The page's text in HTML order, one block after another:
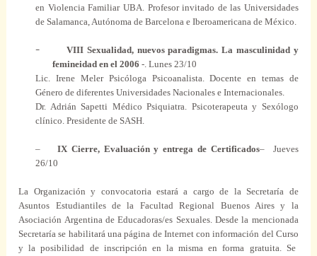
en ViolenciaFamiliarUBA. Profesor invitado de las Universidades
de Salamanca, Autónoma de Barcelona e Iberoamericana de México.
– VIII Sexualidad, nuevosparadigmas. La masculinidad y
femineidad en el 2006 -. Lunes 23/10
Lic. Irene Meler PsicólogaPsicoanalista.Docente entemas de
Género dediferentes Universidades Nacionales eInternacionales.
Dr. Adrián Sapetti Médico Psiquiatra. Psicoterapeutay Sexólogo
clínico.Presidente de SASH.
– IX Cierre, Evaluación yentrega de Certificados–
Jueves
26/10
La Organización y convocatoria estará a cargo de la Secretaría de
Asuntos Estudiantiles de la FacultadRegional Buenos Aires y la
Asociación Argentina de Educadoras/es Sexuales.Desde la mencionada
Secretaría se habilitará una página de Internetcon información del Curso
y la posibilidad de inscripción en la misma enforma gratuita. Se